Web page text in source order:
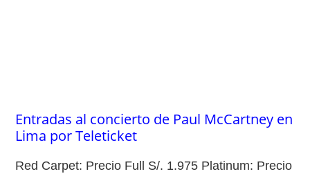
Entradas al concierto de Paul McCartney en
Lima por Teleticket
Red Carpet: Precio Full S/. 1.975 Platinum: Precio